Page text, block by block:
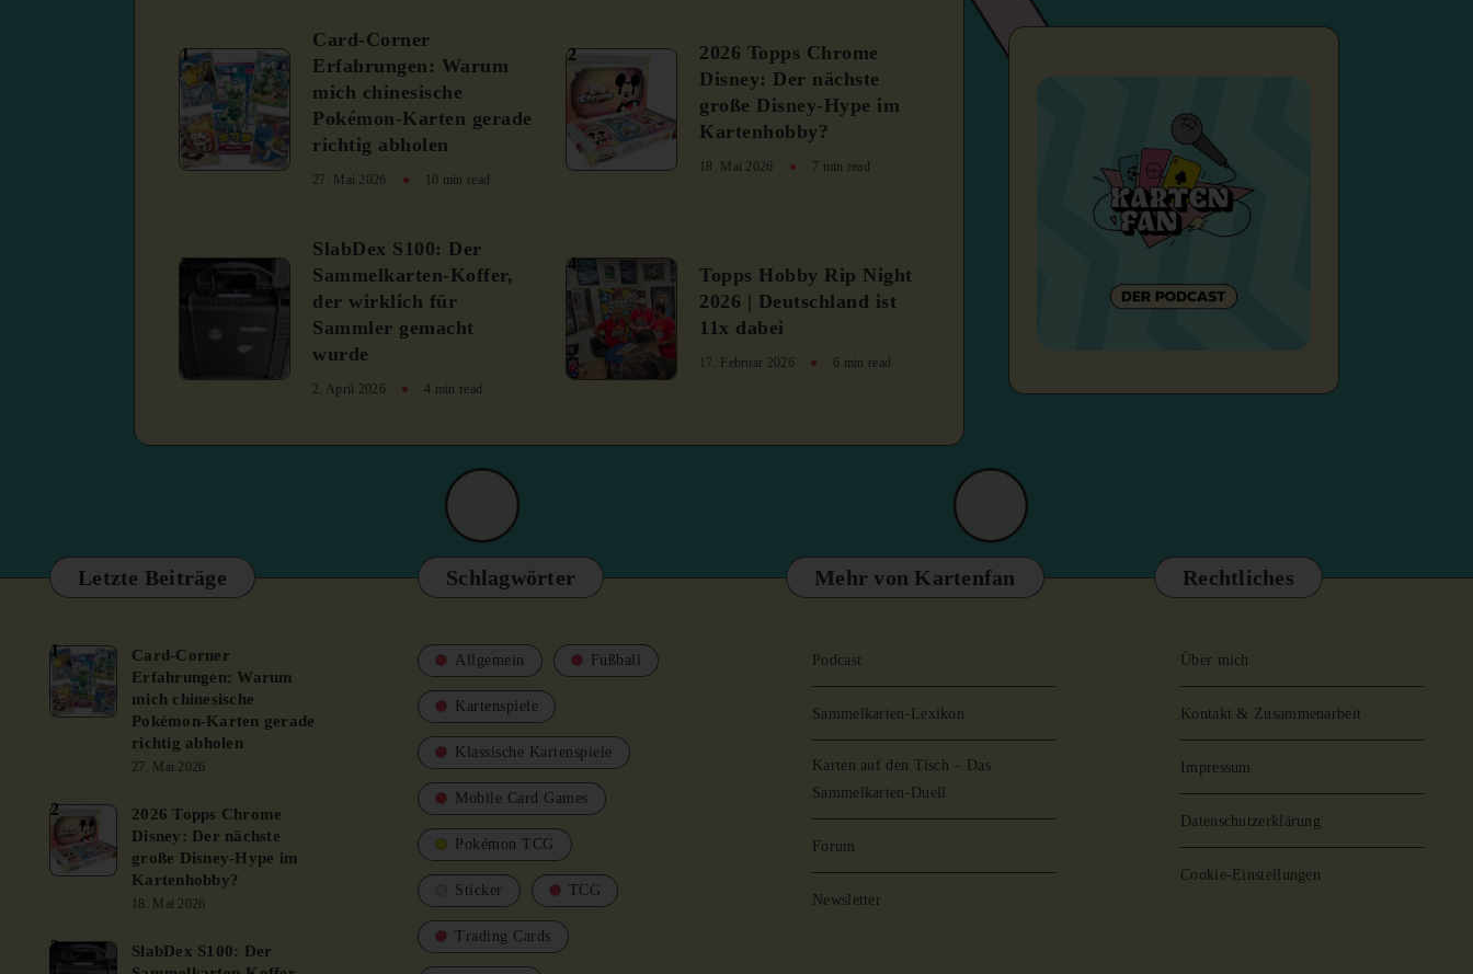
1
Card-Corner
Erfahrungen: Warum
mich chinesische
Pokémon-Karten gerade
richtig abholen
27. Mai 2026 10 min read
2
2026 Topps Chrome
Disney: Der nächste
große Disney-Hype im
Kartenhobby?
18. Mai 2026 7 min read
3
SlabDex S100: Der
Sammelkarten-Koffer,
der wirklich für
Sammler gemacht
wurde
2. April 2026 4 min read
4
Topps Hobby Rip Night
2026 | Deutschland ist
11x dabei
17. Februar 2026 6 min read
Letzte Beiträge
1
Card-Corner
Erfahrungen: Warum
mich chinesische
Pokémon-Karten gerade
richtig abholen
27. Mai 2026
2
2026 Topps Chrome
Disney: Der nächste
große Disney-Hype im
Kartenhobby?
18. Mai 2026
3
SlabDex S100: Der
Schlagwörter
Allgemein Fußball
Kartenspiele
Klassische Kartenspiele
Mobile Card Games
Pokémon TCG
Sticker TCG
Trading Cards
Mehr von Kartenfan
Podcast
Sammelkarten-Lexikon
Karten auf den Tisch – Das
Sammelkarten-Duell
Forum
Newsletter
Rechtliches
Über mich
Kontakt & Zusammenarbeit
Impressum
Datenschutzerklärung
Cookie-Einstellungen